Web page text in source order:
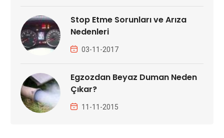
Stop Etme Sorunları ve Arıza
Nedenleri
03-11-2017
Egzozdan Beyaz Duman Neden
Çıkar?
11-11-2015